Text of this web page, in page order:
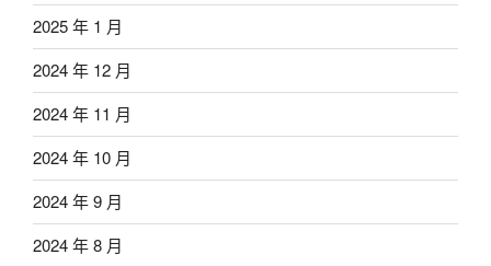
2025 年 1 月
2024 年 12 月
2024 年 11 月
2024 年 10 月
2024 年 9 月
2024 年 8 月